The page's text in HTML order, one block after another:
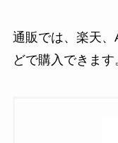
通販では、楽天
どで購入できます